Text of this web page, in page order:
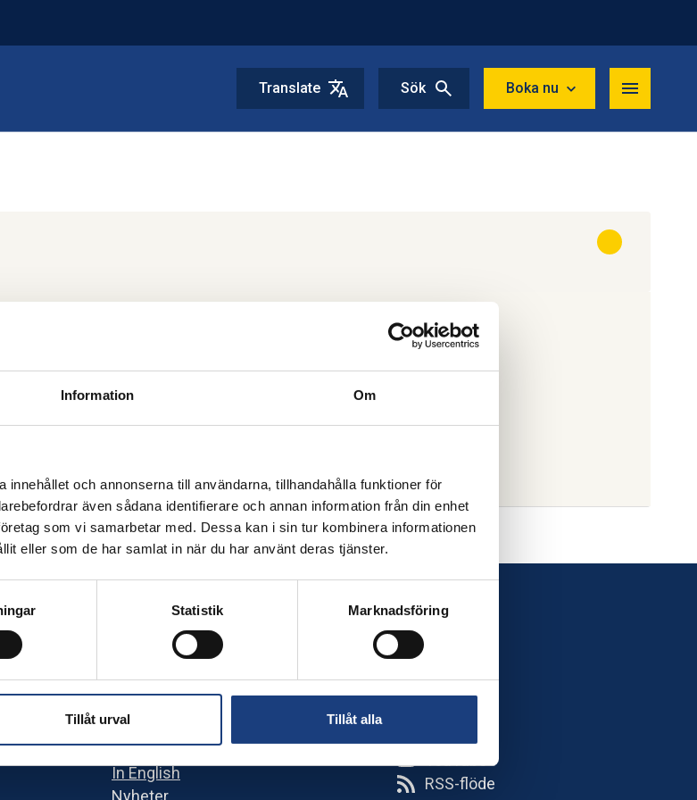
Information Om
och annonserna till användarna, tillhandahålla funktioner för
även sådana identifierare och annan information från din enhet
som vi samarbetar med. Dessa kan i sin tur kombinera informationen
eller som de har samlat in när du har använt deras tjänster.
Statistik Marknadsföring
Tillåt urval Tillåt alla
Translate Sök Boka nu
Innehåll
Utbildningar
Besök oss
Brukshästcentrum
Om oss
In English
Nyheter
Följ oss
RSS-flöde